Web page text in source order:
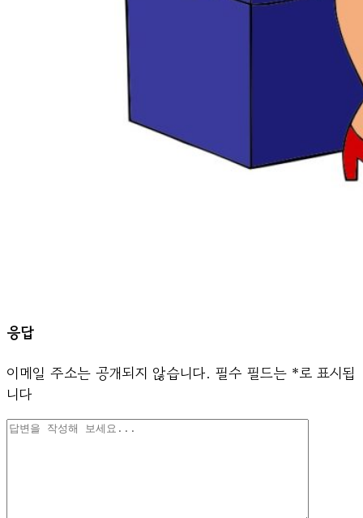
응답
이메일 주소는 공개되지 않습니다. 필수 필드는 *로 표시됩
니다